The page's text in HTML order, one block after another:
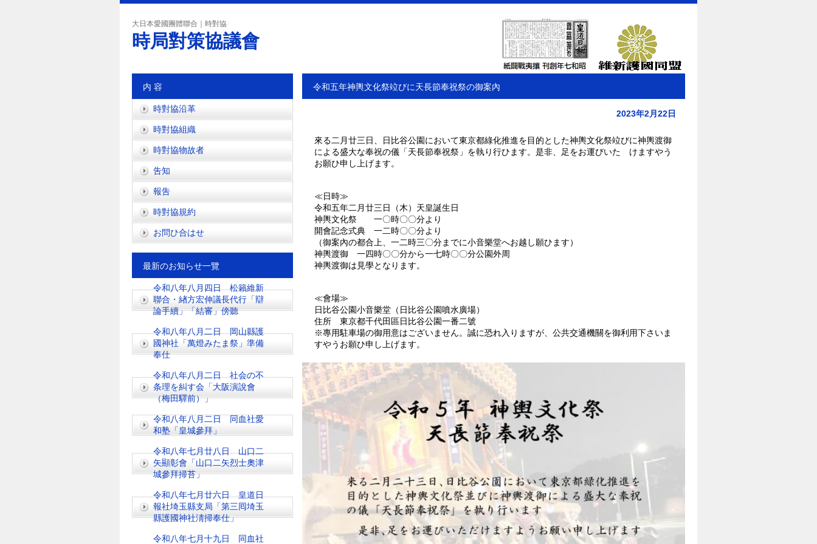
大日本愛國團體聯合｜時對協
時局對策協議會
令和五年神輿文化祭竝びに天長節奉祝祭の御案內
2023年2月22日
來る二月廿三日、日比谷公園において東京都綠化推進を目的とした神輿文化祭竝びに神輿渡御
による盛大な奉祝の儀「天長節奉祝祭」を執り行ひます。是非、足をお運びいたゞけますやう
お願ひ申し上げます。
≪日時≫
令和五年二月廿三日（木）天皇誕生日
神輿文化祭 一〇時〇〇分より
開會記念式典 一二時〇〇分より
（御案內の都合上、一二時三〇分までに小音樂堂へお越し願ひます）
神輿渡御 一四時〇〇分から一七時〇〇分公園外周
神輿渡御は見學となります。
≪會場≫
日比谷公園小音樂堂（日比谷公園噴水廣場）
住所 東京都千代田區日比谷公園一番二號
※專用駐車場の御用意はございません。誠に恐れ入りますが、公共交通機關を御利用下さいま
すやうお願ひ申し上げます。
内 容
時對協沿革
時對協組織
時對協物故者
吿知
報吿
時對協規約
お問ひ合はせ
最新のお知らせ一覽
令和八年八月四日 松籟維新
聯合・緖方宏伸議長代行「辯
論手續」「結審」傍聽
令和八年八月二日 岡山縣護
國神社「萬燈みたま祭」準備
奉仕
令和八年八月二日 社会の不
条理を糾す会「大阪演說會
（梅田驛前）」
令和八年八月二日 同血社愛
和塾「皇城參拜」
令和八年七月廿八日 山口二
矢顯彰會「山口二矢烈士奧津
城參拜掃苔」
令和八年七月廿六日 皇道日
報社埼玉縣支局「第三囘埼玉
縣護國神社淸掃奉仕」
令和八年七月十九日 同血社